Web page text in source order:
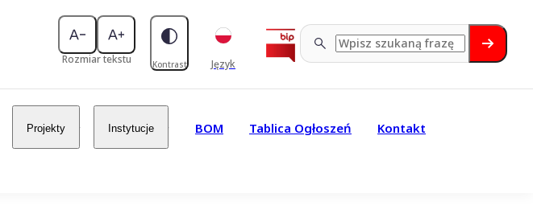
Rozmiar tekstu Kontrast Język
Projekty Instytucje BOM Tablica Ogłoszeń Kontakt